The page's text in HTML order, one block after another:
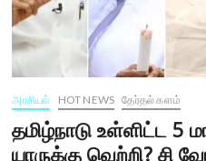
அரசியல் HOT NEWS தேர்தல் களம்
தமிழ்நாடு உள்ளிட்ட 5
யாருக்கு வெற்றி? சி